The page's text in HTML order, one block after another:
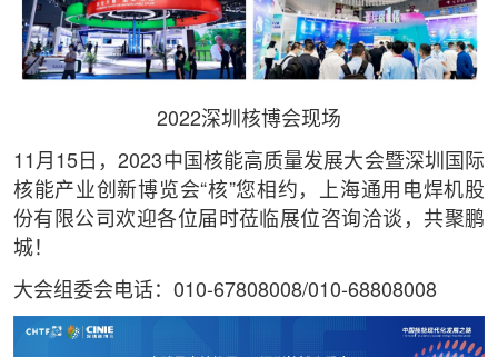
2022深圳核博会现场
11月15日，2023中国核能高质量发展大会暨深圳国际
核能产业创新博览会“核”您相约，上海通用电焊机股
份有限公司欢迎各位届时莅临展位咨询洽谈，共聚鹏
城！
大会组委会电话：010-67808008/010-68808008